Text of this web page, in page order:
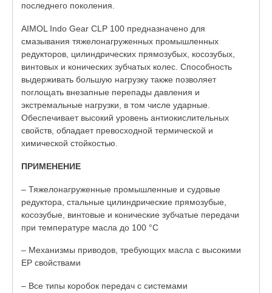
последнего поколения.
AIMOL Indo Gear CLP 100 предназначено для
смазывания тяжелонагруженных промышленных
редукторов, цилиндрических прямозубых, косозубых,
винтовых и конических зубчатых колес. Способность
выдерживать большую нагрузку также позволяет
поглощать внезапные перепады давления и
экстремальные нагрузки, в том числе ударные.
Обеспечивает высокий уровень антиокислительных
свойств, обладает превосходной термической и
химической стойкостью.
ПРИМЕНЕНИЕ
– Тяжелонагруженные промышленные и судовые
редуктора, стальные цилиндрические прямозубые,
косозубые, винтовые и конические зубчатые передачи
при температуре масла до 100 °С
– Механизмы приводов, требующих масла с высокими
ЕР свойствами
– Все типы коробок передач с системами